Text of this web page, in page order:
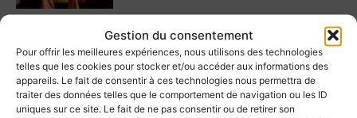
Gestion du consentement
Pour offrir les meilleures expériences, nous utilisons des technologies
telles que les cookies pour stocker et/ou accéder aux informations des
appareils. Le fait de consentir à ces technologies nous permettra de
traiter des données telles que le comportement de navigation ou les ID
uniques sur ce site. Le fait de ne pas consentir ou de retirer son
Journée contre les violences faites aux
femmes – Manifestation en soutien aux
femmes afghanes devant le parlement
européen à Bruxelles
25 novembre 2021